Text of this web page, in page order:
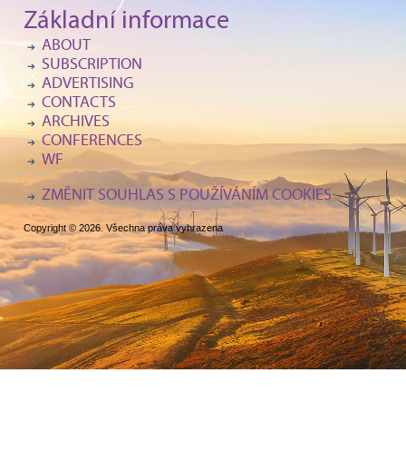
Základní informace
ABOUT
SUBSCRIPTION
ADVERTISING
CONTACTS
ARCHIVES
CONFERENCES
WF
ZMĚNIT SOUHLAS S POUŽÍVÁNÍM COOKIES
Copyright © 2026. Všechna práva vyhrazena